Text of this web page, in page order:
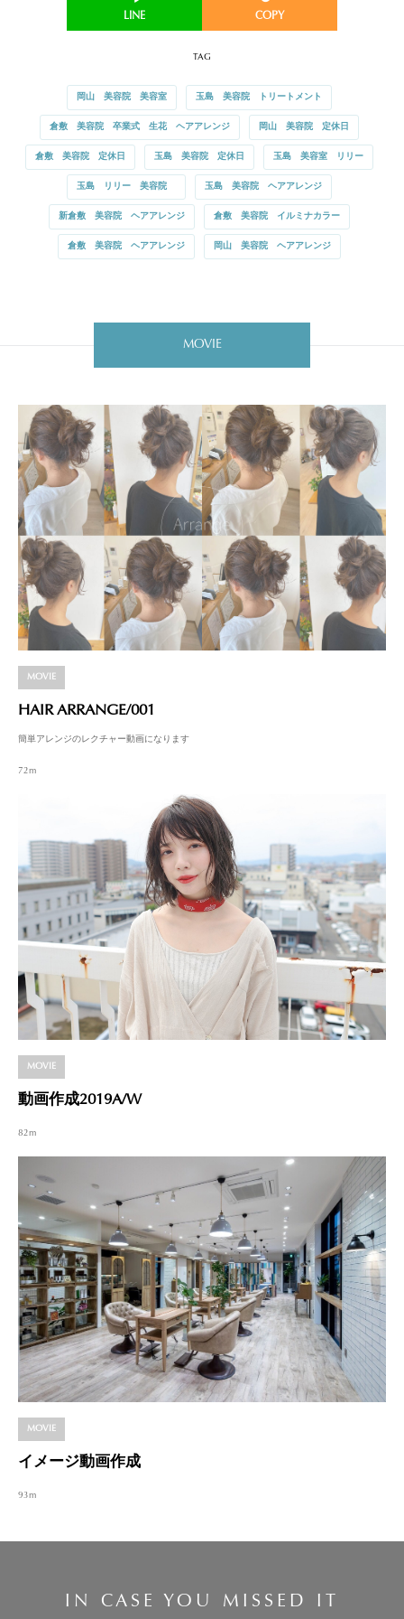
TAG
岡山 美容院 美容室 玉島 美容院 トリートメント
倉敷 美容院 卒業式 生花 ヘアアレンジ 岡山 美容院 定休日
倉敷 美容院 定休日 玉島 美容院 定休日 玉島 美容室 リリー
玉島 リリー 美容院 玉島 美容院 ヘアアレンジ
新倉敷 美容院 ヘアアレンジ 倉敷 美容院 イルミナカラー
倉敷 美容院 ヘアアレンジ 岡山 美容院 ヘアアレンジ
MOVIE
MOVIE
HAIR ARRANGE/001
簡単アレンジのレクチャー動画になります
72m
MOVIE
動画作成2019A/W
82m
MOVIE
イメージ動画作成
93m
IN CASE YOU MISSED IT